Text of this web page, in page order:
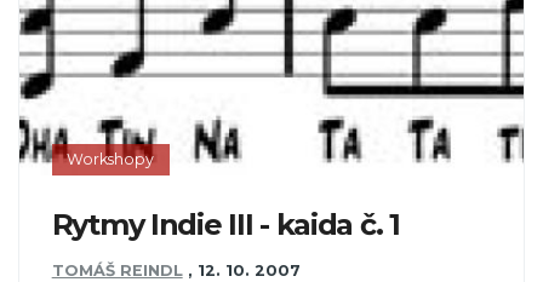
Workshopy
Rytmy Indie III - kaida č. 1
TOMÁŠ REINDL , 12. 10. 2007